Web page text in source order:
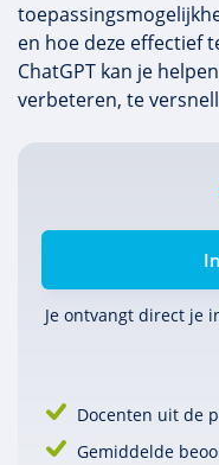
en hoe deze effectief
ChatGPT kan je
verbeteren, te
Je ontvangt direct je
Docenten uit de
Gemiddelde